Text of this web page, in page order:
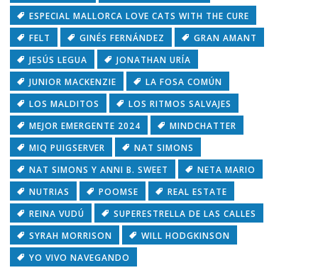
ESPECIAL MALLORCA LOVE CATS WITH THE CURE
FELT
GINÉS FERNÁNDEZ
GRAN AMANT
JESÚS LEGUA
JONATHAN URÍA
JUNIOR MACKENZIE
LA FOSA COMÚN
LOS MALDITOS
LOS RITMOS SALVAJES
MEJOR EMERGENTE 2024
MINDCHATTER
MIQ PUIGSERVER
NAT SIMONS
NAT SIMONS Y ANNI B. SWEET
NETA MARIO
NUTRIAS
POOMSE
REAL ESTATE
REINA VUDÚ
SUPERESTRELLA DE LAS CALLES
SYRAH MORRISON
WILL HODGKINSON
YO VIVO NAVEGANDO